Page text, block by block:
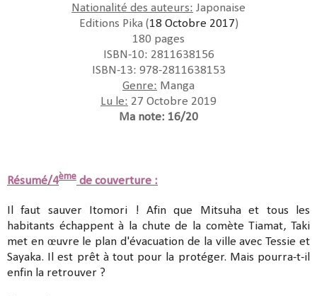
Nationalité des auteurs: Japonaise
Editions Pika (18 Octobre 2017)
180 pages
ISBN-10: 2811638156
ISBN-13: 978-2811638153
Genre: Manga
Lu le: 27 Octobre 2019
Ma note: 16/20
Résumé/4ème de couverture :
Il faut sauver Itomori ! Afin que Mitsuha et tous les
habitants échappent à la chute de la comète Tiamat, Taki
met en œuvre le plan d'évacuation de la ville avec Tessie et
Sayaka. Il est prêt à tout pour la protéger. Mais pourra-t-il
enfin la retrouver ?